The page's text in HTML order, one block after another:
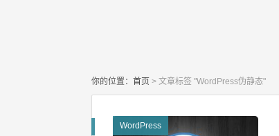
你的位置： 首页 > 文章标签 "WordPress伪静态"
WordPress